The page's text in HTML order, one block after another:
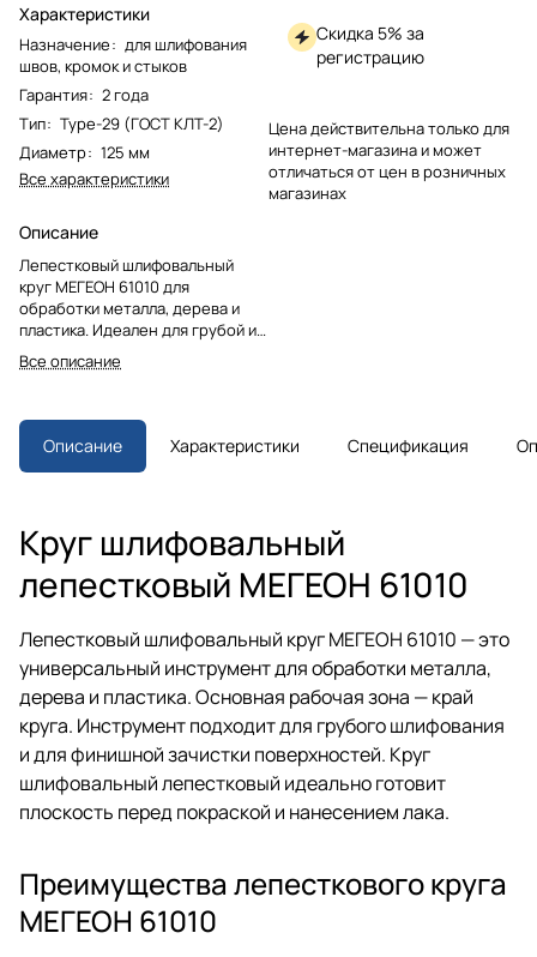
Характеристики
Назначение: для шлифования
швов, кромок и стыков
Гарантия: 2 года
Тип: Type-29 (ГОСТ КЛТ-2)
Диаметр: 125 мм
Все характеристики
Описание
Лепестковый шлифовальный
круг МЕГЕОН 61010 для
обработки металла, дерева и
пластика. Идеален для грубой и
финишной зачистки, подготовки
поверхностей под покраску.
длительный срок службы.
Все описание
Скидка 5% за
регистрацию
Цена действительна только для
интернет-магазина и может
отличаться от цен в розничных
магазинах
Описание Характеристики Спецификация
Круг шлифовальный
лепестковый МЕГЕОН 61010
Лепестковый шлифовальный круг МЕГЕОН 61010 — это
универсальный инструмент для обработки металла,
дерева и пластика. Основная рабочая зона — край
круга. Инструмент подходит для грубого шлифования
и для финишной зачистки поверхностей. Круг
шлифовальный лепестковый идеально готовит
плоскость перед покраской и нанесением лака.
Преимущества лепесткового круга
МЕГЕОН 61010